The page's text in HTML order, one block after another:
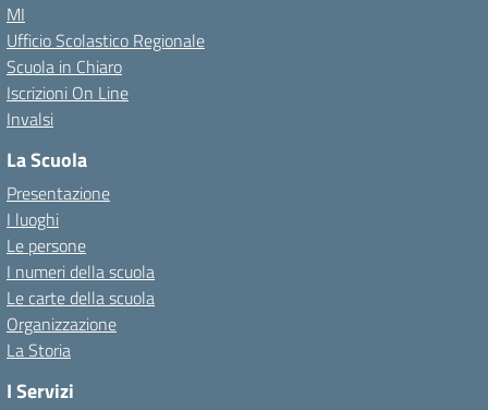
MI
Ufficio Scolastico Regionale
Scuola in Chiaro
Iscrizioni On Line
Invalsi
La Scuola
Presentazione
I luoghi
Le persone
I numeri della scuola
Le carte della scuola
Organizzazione
La Storia
I Servizi